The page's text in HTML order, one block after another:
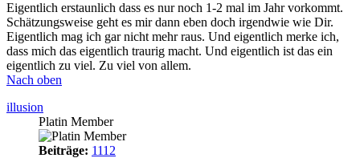
Eigentlich erstaunlich dass es nur noch 1-2 mal im Jahr vorkommt.
Schätzungsweise geht es mir dann eben doch irgendwie wie Dir.
Eigentlich mag ich gar nicht mehr raus. Und eigentlich merke ich,
dass mich das eigentlich traurig macht. Und eigentlich ist das ein
eigentlich zu viel. Zu viel von allem.
Nach oben
illusion
Platin Member
Beiträge: 1112